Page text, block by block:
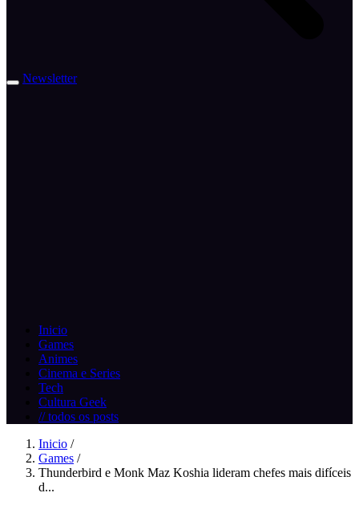
Newsletter
Inicio
Games
Animes
Cinema e Series
Tech
Cultura Geek
// todos os posts
Inicio /
Games /
Thunderbird e Monk Maz Koshia lideram chefes mais difíceis
d...